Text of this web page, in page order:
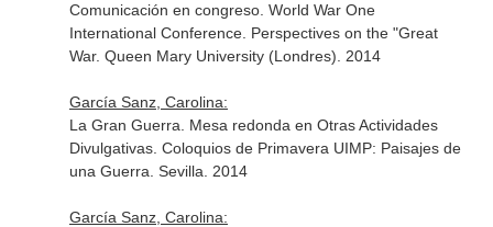
Comunicación en congreso. World War One
International Conference. Perspectives on the "Great
War. Queen Mary University (Londres). 2014
García Sanz, Carolina:
La Gran Guerra. Mesa redonda en Otras Actividades
Divulgativas. Coloquios de Primavera UIMP: Paisajes de
una Guerra. Sevilla. 2014
García Sanz, Carolina: